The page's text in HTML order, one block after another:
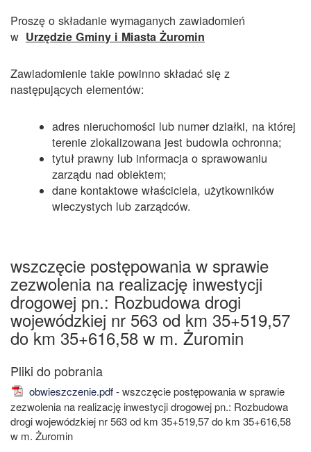
Proszę o składanie wymaganych zawiadomień
w Urzędzie Gminy i Miasta Żuromin
Zawiadomienie takie powinno składać się z
następujących elementów:
adres nieruchomości lub numer działki, na której
terenie zlokalizowana jest budowla ochronna;
tytuł prawny lub informacja o sprawowaniu
zarządu nad obiektem;
dane kontaktowe właściciela, użytkowników
wieczystych lub zarządców.
wszczęcie postępowania w sprawie
zezwolenia na realizację inwestycji
drogowej pn.: Rozbudowa drogi
wojewódzkiej nr 563 od km 35+519,57
do km 35+616,58 w m. Żuromin
obwieszczenie.pdf- wszczęcie postępowania w sprawie
zezwolenia na realizację inwestycji drogowej pn.: Rozbudowa
drogi wojewódzkiej nr 563 od km 35+519,57 do km 35+616,58
w m. Żuromin